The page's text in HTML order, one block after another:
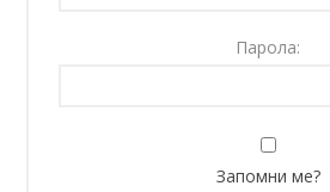
Парола:
Запомни ме?